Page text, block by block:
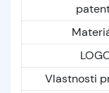
Vlastnosti